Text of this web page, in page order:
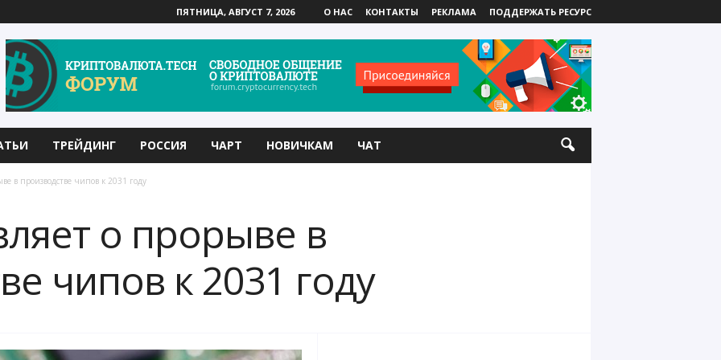
ПЯТНИЦА, АВГУСТ 7, 2026 О НАС КОНТАКТЫ РЕКЛАМА ПОДДЕРЖАТЬ РЕСУРС
ТРЕЙДИНГ РОССИЯ ЧАРТ НОВИЧКАМ ЧАТ
в производстве чипов к 2031 году
о прорыве в
чипов к 2031 году